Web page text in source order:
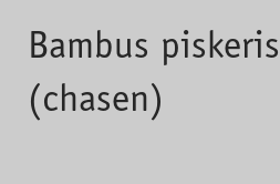
Bambus
(chasen)